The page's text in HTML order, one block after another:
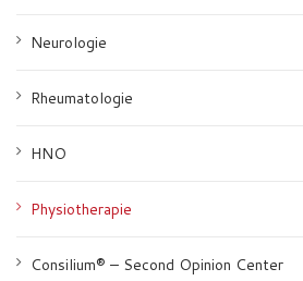
Neurologie
Rheumatologie
HNO
Physiotherapie
Consilium® – Second Opinion Center